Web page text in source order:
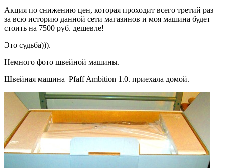
Акция по снижению цен, которая проходит всего третий раз
за всю историю данной сети магазинов и моя машина будет
стоить на 7500 руб. дешевле!
Это судьба))).
Немного фото швейной машины.
Швейная машина Pfaff Ambition 1.0. приехала домой.